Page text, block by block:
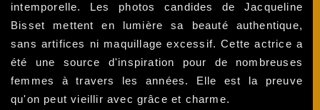
intemporelle. Les photos candides de Jacqueline
Bisset mettent en lumière sa beauté authentique,
sans artifices ni maquillage excessif. Cette actrice a
été une source d'inspiration pour de nombreuses
femmes à travers les années. Elle est la preuve
qu'on peut vieillir avec grâce et charme.